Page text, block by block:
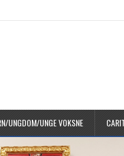
UNGDOM/UNGE VOKSNE